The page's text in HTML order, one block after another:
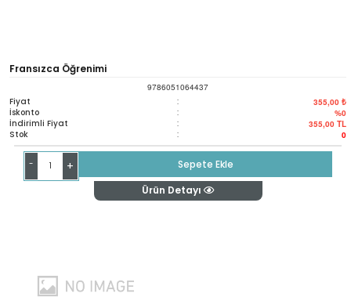
Fransızca Öğrenimi
9786051064437
Fiyat : 355,00 ₺
İskonto : %0
İndirimli Fiyat : 355,00 TL
Stok : 0
- +
Sepete Ekle
Ürün Detayı